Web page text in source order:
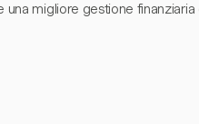
migliore gestione